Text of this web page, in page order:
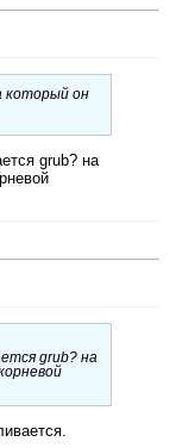
который он
grub? на
grub? на